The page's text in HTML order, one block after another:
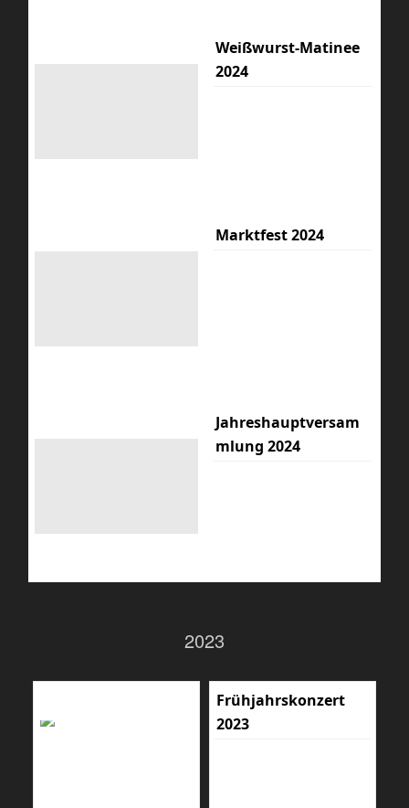
Weißwurst-Matinee
2024
Marktfest 2024
Jahreshauptversam
mlung 2024
2023
Frühjahrskonzert
2023